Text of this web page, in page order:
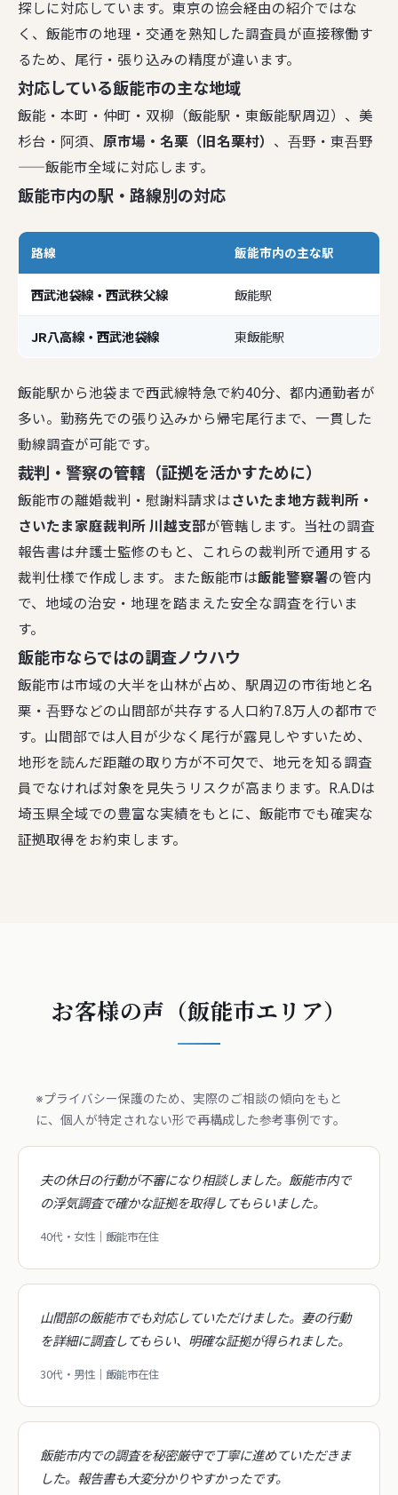
探しに対応しています。東京の協会経由の紹介ではな
く、飯能市の地理・交通を熟知した調査員が直接稼働す
るため、尾行・張り込みの精度が違います。
対応している飯能市の主な地域
飯能・本町・仲町・双柳（飯能駅・東飯能駅周辺）、美
杉台・阿須、 原市場・名栗（旧名栗村） 、吾野・東吾野
——飯能市全域に対応します。
飯能市内の駅・路線別の対応
路線 飯能市内の主な駅
西武池袋線・西武秩父線 飯能駅
JR八高線・西武池袋線 東飯能駅
飯能駅から池袋まで西武線特急で約40分、都内通勤者が
多い。勤務先での張り込みから帰宅尾行まで、一貫した
動線調査が可能です。
裁判・警察の管轄（証拠を活かすために）
飯能市の離婚裁判・慰謝料請求はさいたま地方裁判所・
さいたま家庭裁判所 川越支部が管轄します。当社の調査
報告書は弁護士監修のもと、これらの裁判所で通用する
裁判仕様で作成します。また飯能市は飯能警察署の管内
で、地域の治安・地理を踏まえた安全な調査を行いま
す。
飯能市ならではの調査ノウハウ
飯能市は市域の大半を山林が占め、駅周辺の市街地と名
栗・吾野などの山間部が共存する人口約7.8万人の都市で
す。山間部では人目が少なく尾行が露見しやすいため、
地形を読んだ距離の取り方が不可欠で、地元を知る調査
員でなければ対象を見失うリスクが高まります。R.A.Dは
埼玉県全域での豊富な実績をもとに、飯能市でも確実な
証拠取得をお約束します。
お客様の声（飯能市エリア）
※プライバシー保護のため、実際のご相談の傾向をもと
に、個人が特定されない形で再構成した参考事例です。
夫の休日の行動が不審になり相談しました。飯能市内で
の浮気調査で確かな証拠を取得してもらいました。
40代・女性｜飯能市在住
山間部の飯能市でも対応していただけました。妻の行動
を詳細に調査してもらい、明確な証拠が得られました。
30代・男性｜飯能市在住
飯能市内での調査を秘密厳守で丁寧に進めていただきま
した。報告書も大変分かりやすかったです。